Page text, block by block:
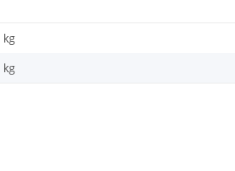
kg
kg